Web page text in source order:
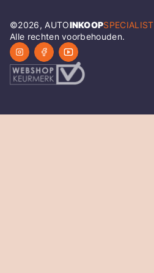
©2026, AUTOINKOOPSPECIALIST
Alle rechten voorbehouden.